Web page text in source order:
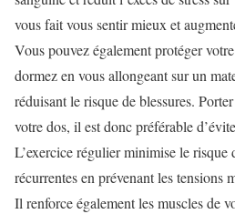
vous fait vous sentir mieux et
Vous pouvez également protéger
dormez en vous allongeant sur un
réduisant le risque de blessures.
votre dos, il est donc préférable
L’exercice régulier minimise le risque
récurrentes en prévenant les tensions
Il renforce également les muscles de